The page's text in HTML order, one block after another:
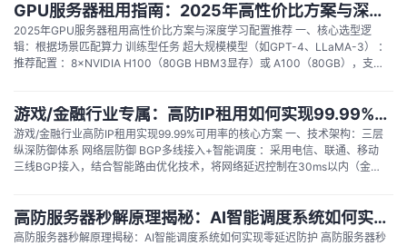
GPU服务器租用指南：2025年高性价比方案与深度学习配置推荐
2025年GPU服务器租用高性价比方案与深度学习配置推荐 一、核心选型逻
辑：根据场景匹配算力 训练型任务 超大规模模型（如GPT-4、LLaMA-3） ：
推荐配置 ：8×NVIDIA H100（80GB HBM3显存）或 A100（80GB），支持
游戏/金融行业专属：高防IP租用如何实现99.99%可用率？
游戏/金融行业高防IP租用实现99.99%可用率的核心方案 一、技术架构：三层
纵深防御体系 网络层防御 BGP多线接入+智能调度 ：采用电信、联通、移动
三线BGP接入，结合智能路由优化技术，将网络延迟控制在30ms以内（金融
高防服务器秒解原理揭秘：AI智能调度系统如何实现零延迟防护
高防服务器秒解原理揭秘：AI智能调度系统如何实现零延迟防护 高防服务器秒